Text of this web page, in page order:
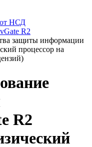
от НСД
R2
защиты информации
процессор на
R2